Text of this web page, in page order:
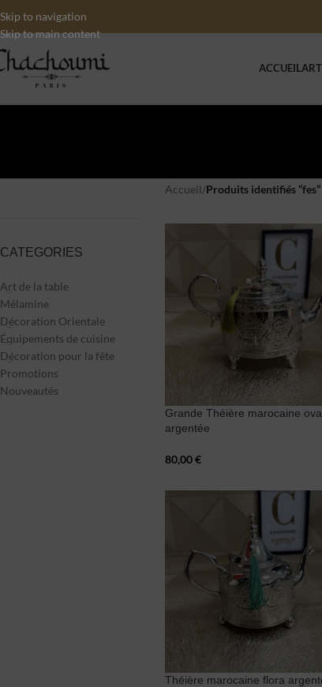
Skip to navigation
Skip to main content
ACCUEIL
CATEGORIES
Art de la table
Mélamine
Décoration Orientale
Équipements de cuisine
Décoration pour la fête
Promotions
Nouveautés
Accueil/Produits identifiés “fes”
Grande Théière marocaine
argentée
80,00€
Théière marocaine flora